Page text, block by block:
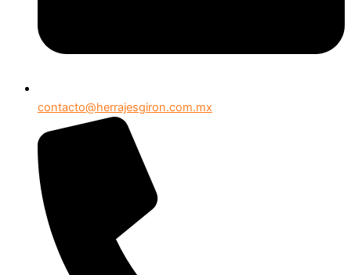
contacto@herrajesgiron.com.mx